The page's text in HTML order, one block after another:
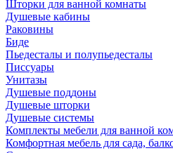
Шторки для ванной комнаты
Душевые кабины
Раковины
Биде
Пьедесталы и полупьедесталы
Писсуары
Унитазы
Душевые поддоны
Душевые шторки
Душевые системы
Комплекты мебели для ванной
Комфортная мебель для сада,